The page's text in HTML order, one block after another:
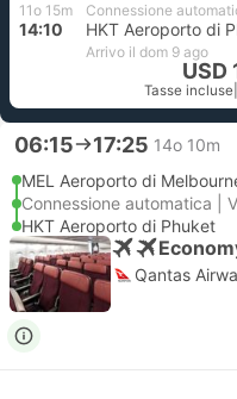
11o 15m Connessione
14:10 HKT Aeroporto di
Arrivo il dom 9 ago
USD
Tasse incluse
06:15 17:25 14o 10m
MEL Aeroporto di
Connessione automatica |
HKT Aeroporto di Phuket
Qantas